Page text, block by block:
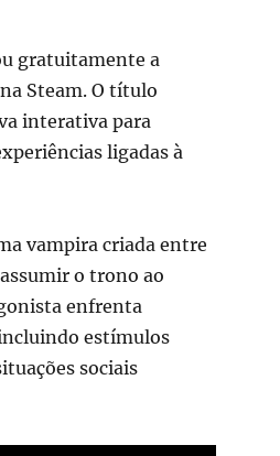
gratuitamente a
Steam. O título
interativa para
ligadas à
vampira criada entre
o trono ao
enfrenta
estímulos
sociais